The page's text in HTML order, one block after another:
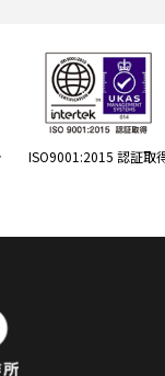
ISO9001:2015 認証取